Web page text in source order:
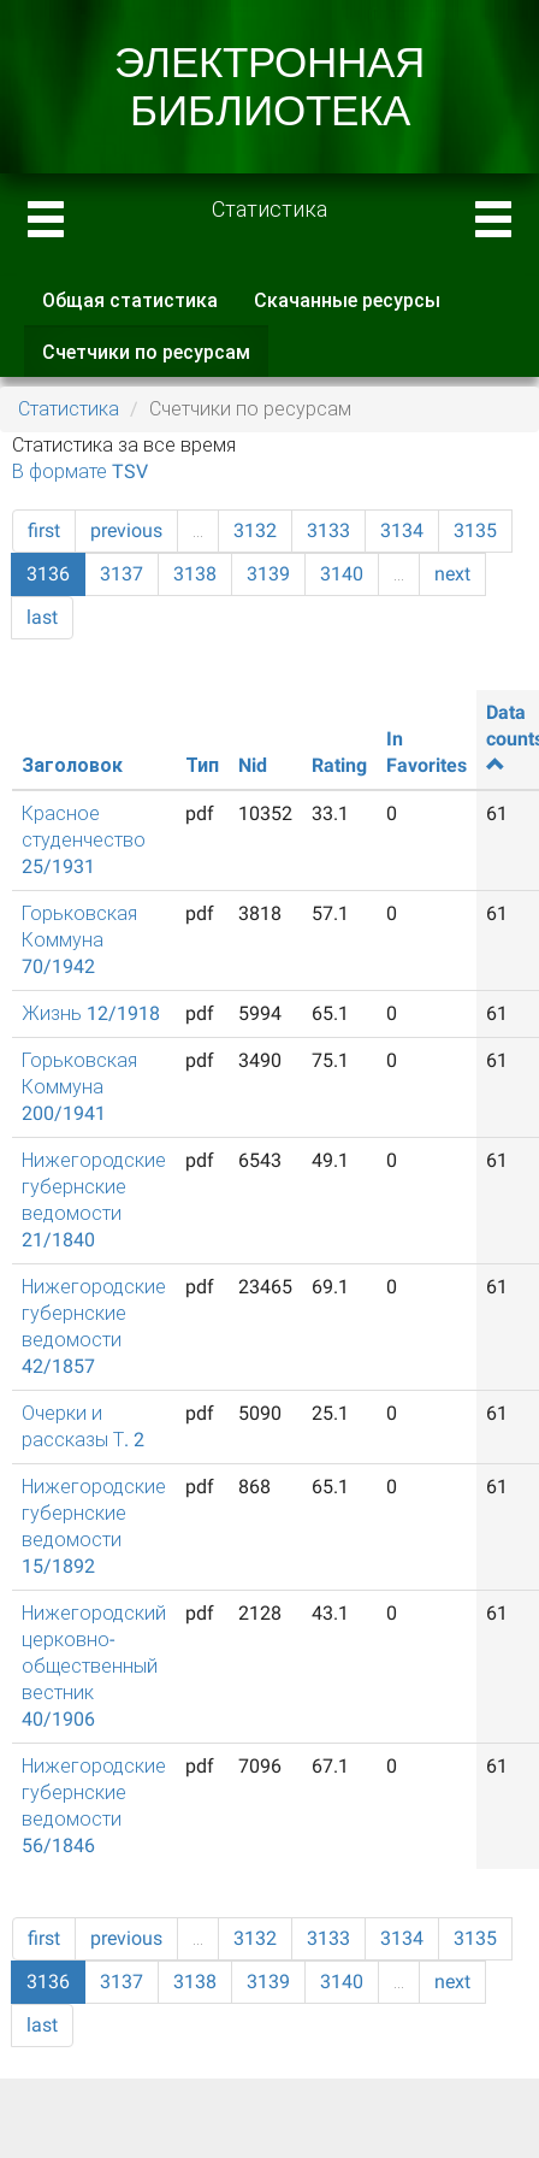
Статистика
Главные вкладки
Общая статистика Скачанные ресурсы
Счетчики по ресурсам
вкладка)
Статистика
Счетчики по ресурсам
Статистика за все время
В формате TSV
first previous … 3132 3133 3134
3135
3136
3137 3138 3139 3140 …
next
last
Заголовок Тип Nid Rating
In
Favorites
Data
Красное
студенчество
25/1931
pdf 10352 33.1 0 61
Горьковская
Коммуна
70/1942
pdf 3818 57.1 0 61
Жизнь 12/1918 pdf 5994 65.1 0 61
Горьковская
Коммуна
200/1941
pdf 3490 75.1 0 61
Нижегородские
губернские
ведомости
21/1840
pdf 6543 49.1 0 61
Нижегородские
губернские
ведомости
42/1857
pdf 23465 69.1 0 61
Очерки и
рассказы Т. 2
pdf 5090 25.1 0 61
Нижегородские
губернские
ведомости
15/1892
pdf 868 65.1 0 61
Нижегородский
церковно-
общественный
вестник
40/1906
pdf 2128 43.1 0 61
Нижегородские
губернские
ведомости
56/1846
pdf 7096 67.1 0 61
first previous … 3132 3133 3134
3135
3136
3137 3138 3139 3140 …
next
last